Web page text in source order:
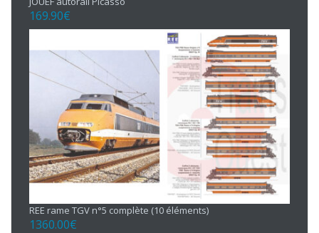
169.90€
REE rame TGV n°5 complète (10 éléments)
1360.00€